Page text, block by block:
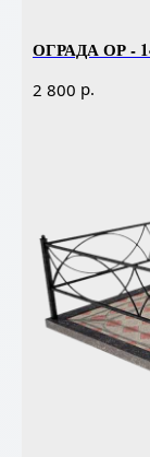
ОГРАДА ОР -
2 800 р.